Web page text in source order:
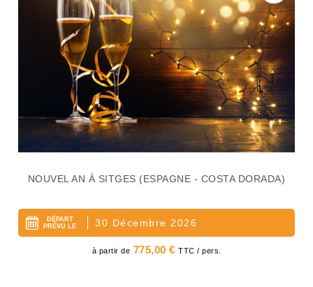
NOUVEL AN À SITGES (ESPAGNE - COSTA DORADA)
DÉPART
PRÉVU LE
30 Décembre 2026
Prix
à partir de 775,00 € TTC / pers.